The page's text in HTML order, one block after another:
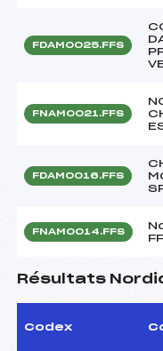
FDAM0025.FFS
FNAM0021.FFS
FDAM0016.FFS
FNAM0014.FFS
Résultats
Codex